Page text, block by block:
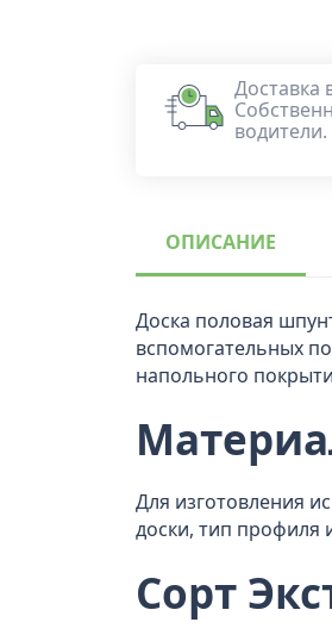
Доставка
водители.
ОПИСАНИЕ
Доска половая
вспомогательных
напольного
Для изготовления
доски, тип профиля
Сорт